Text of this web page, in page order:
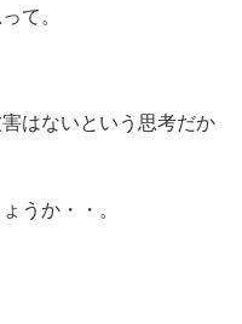
て。
はないという思考だか
うか・・。